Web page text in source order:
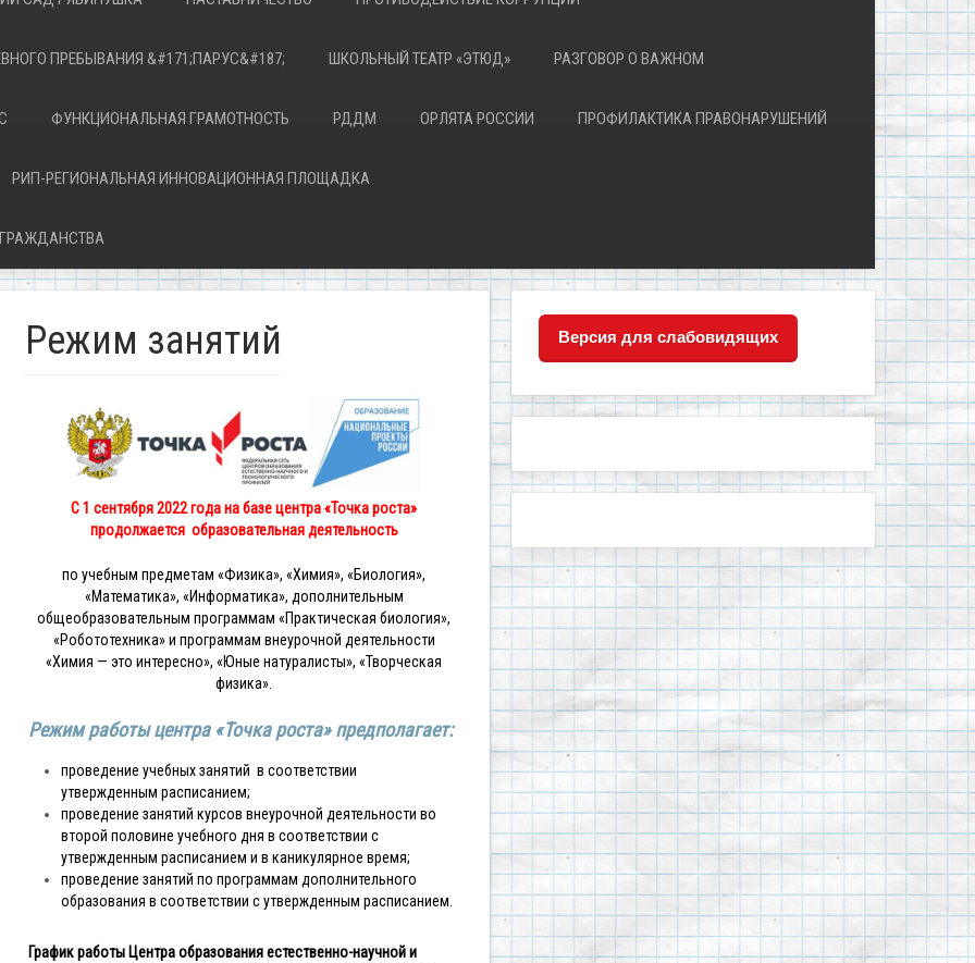
ПРЕБЫВАНИЯ &#171;ПАРУС&#187; ШКОЛЬНЫЙ ТЕАТР «ЭТЮД» РАЗГОВОР О ВАЖНОМ
ФУНКЦИОНАЛЬНАЯ ГРАМОТНОСТЬ РДДМ ОРЛЯТА РОССИИ ПРОФИЛАКТИКА ПРАВОНАРУШЕНИЙ
РИП-РЕГИОНАЛЬНАЯ ИННОВАЦИОННАЯ ПЛОЩАДКА
Режим занятий
С 1 сентября 2022 года на базе центра «Точка роста»
продолжается образовательная деятельность
по учебным предметам «Физика», «Химия», «Биология»,
«Математика», «Информатика», дополнительным
общеобразовательным программам «Практическая биология»,
«Робототехника» и программам внеурочной деятельности
«Химия — это интересно», «Юные натуралисты», «Творческая
физика».
Режим работы центра «Точка роста» предполагает:
проведение учебных занятий в соответствии
утвержденным расписанием;
проведение занятий курсов внеурочной деятельности во
второй половине учебного дня в соответствии с
утвержденным расписанием и в каникулярное время;
проведение занятий по программам дополнительного
образования в соответствии с утвержденным расписанием.
График работы Центра образования естественно-научной и
Версия для слабовидящих